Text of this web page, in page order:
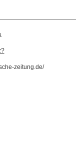
zeitung.de/